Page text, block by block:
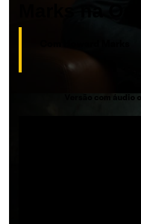
Versão com áudio